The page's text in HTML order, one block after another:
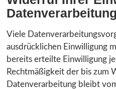
Datenverarbeitung
Viele
ausdrücklichen Einwilligung
bereits erteilte Einwilligung
Rechtmäßigkeit der bis zum
Datenverarbeitung bleibt